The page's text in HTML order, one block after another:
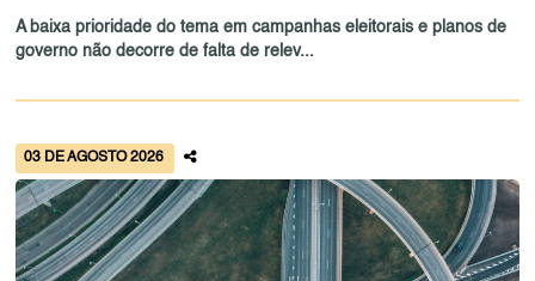
A baixa prioridade do tema em campanhas eleitorais e planos de
governo não decorre de falta de relev...
03 DE AGOSTO 2026